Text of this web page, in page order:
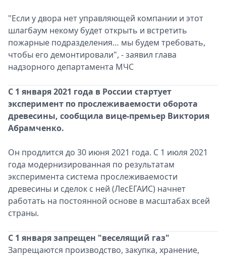
"Если у двора нет управляющей компании и этот
шлагбаум некому будет открыть и встретить
пожарные подразделения… мы будем требовать,
чтобы его демонтировали", - заявил глава
надзорного департамента МЧС
С 1 января 2021 года в России стартует
эксперимент по прослеживаемости оборота
древесины, сообщила вице-премьер Виктория
Абрамченко.
Он продлится до 30 июня 2021 года. С 1 июля 2021
года модернизированная по результатам
эксперимента система прослеживаемости
древесины и сделок с ней (ЛесЕГАИС) начнет
работать на постоянной основе в масштабах всей
страны.
С 1 января запрещен "веселящий газ"
Запрещаются производство, закупка, хранение,